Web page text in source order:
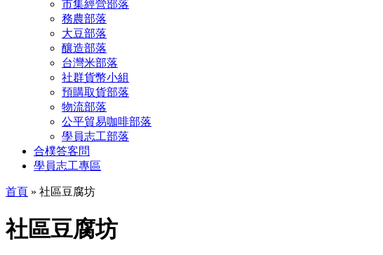
市集經營部落
務農部落
大豆部落
釀造部落
台灣米部落
社群貨幣小組
預購取貨部落
物流部落
公平貿易咖啡部落
學員志工部落
合樸答客問
學員志工專區
首頁 » 社區豆腐坊
社區豆腐坊